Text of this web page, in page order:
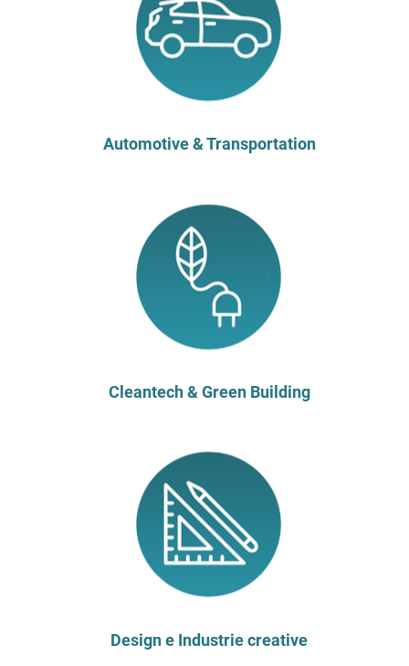
Automotive & Transportation
Cleantech & Green Building
Design e Industrie creative